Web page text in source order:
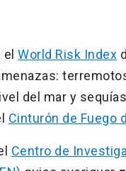
World Risk Index
del mar y
Cinturón de Fuego
Centro de